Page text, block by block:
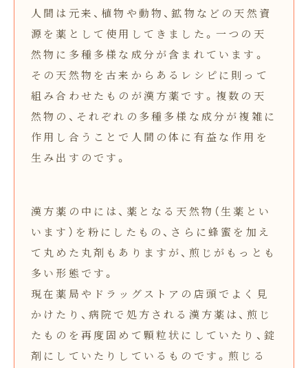
人間は元来、植物や動物、鉱物などの天然資
源を薬として使用してきました。一つの天
然物に多種多様な成分が含まれています。
その天然物を古来からあるレシピに則って
組み合わせたものが漢方薬です。複数の天
然物の、それぞれの多種多様な成分が複雑に
作用し合うことで人間の体に有益な作用を
生み出すのです。
漢方薬の中には、薬となる天然物（生薬とい
います）を粉にしたもの、さらに蜂蜜を加え
て丸めた丸剤もありますが、煎じがもっとも
多い形態です。
現在薬局やドラッグストアの店頭でよく見
かけたり、病院で処方される漢方薬は、煎じ
たものを再度固めて顆粒状にしていたり、錠
剤にしていたりしているものです。煎じる